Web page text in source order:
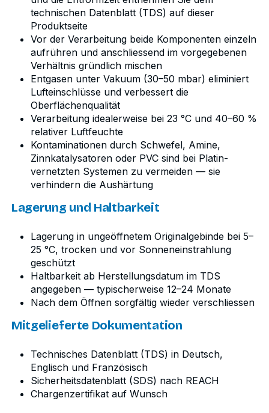
technischen Datenblatt (TDS) auf dieser
Produktseite
Vor der Verarbeitung beide Komponenten einzeln
aufrühren und anschliessend im vorgegebenen
Verhältnis gründlich mischen
Entgasen unter Vakuum (30–50 mbar) eliminiert
Lufteinschlüsse und verbessert die
Oberflächenqualität
Verarbeitung idealerweise bei 23 °C und 40–60 %
relativer Luftfeuchte
Kontaminationen durch Schwefel, Amine,
Zinnkatalysatoren oder PVC sind bei Platin-
vernetzten Systemen zu vermeiden — sie
verhindern die Aushärtung
Lagerung und Haltbarkeit
Lagerung in ungeöffnetem Originalgebinde bei 5–
25 °C, trocken und vor Sonneneinstrahlung
geschützt
Haltbarkeit ab Herstellungsdatum im TDS
angegeben — typischerweise 12–24 Monate
Nach dem Öffnen sorgfältig wieder verschliessen
Mitgelieferte Dokumentation
Technisches Datenblatt (TDS) in Deutsch,
Englisch und Französisch
Sicherheitsdatenblatt (SDS) nach REACH
Chargenzertifikat auf Wunsch